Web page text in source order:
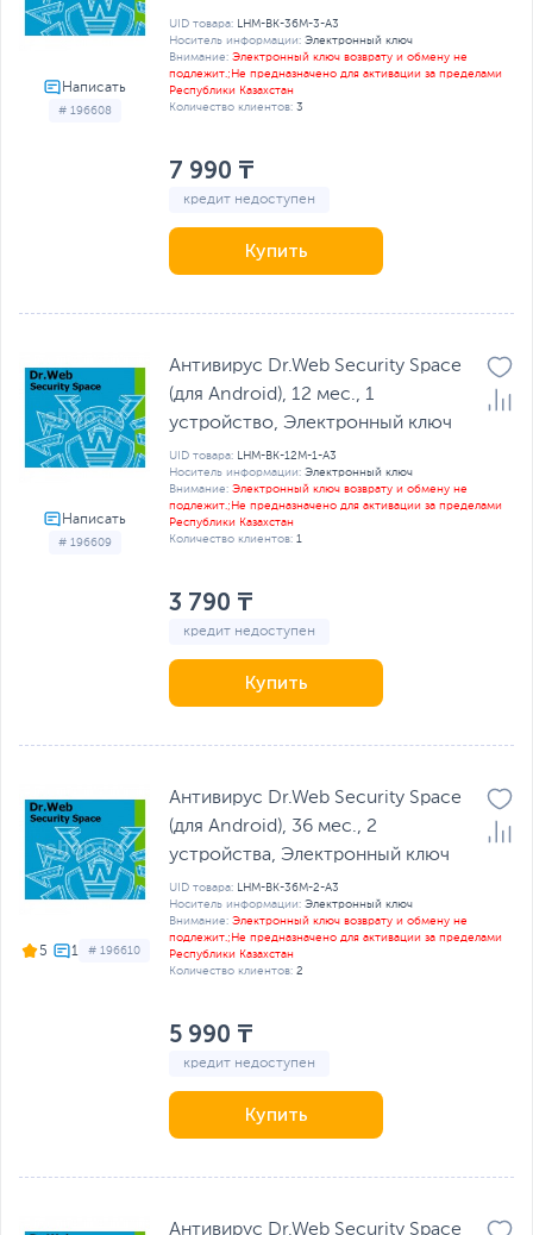
# 196608
UID товара: LHM-BK-36M-3-A3
Носитель информации: Электронный ключ
Внимание: Электронный ключ возврату и обмену не
подлежит.;Не предназначено для активации за пределами
Республики Казахстан
Количество клиентов: 3
7 990 ₸
кредит недоступен
Купить
# 196609
Антивирус Dr.Web Security Space
(для Android), 12 мес., 1
устройство, Электронный ключ
UID товара: LHM-BK-12M-1-A3
Носитель информации: Электронный ключ
Внимание: Электронный ключ возврату и обмену не
подлежит.;Не предназначено для активации за пределами
Республики Казахстан
Количество клиентов: 1
3 790 ₸
кредит недоступен
Купить
5 # 196610
Антивирус Dr.Web Security Space
(для Android), 36 мес., 2
устройства, Электронный ключ
UID товара: LHM-BK-36M-2-A3
Носитель информации: Электронный ключ
Внимание: Электронный ключ возврату и обмену не
подлежит.;Не предназначено для активации за пределами
Республики Казахстан
Количество клиентов: 2
5 990 ₸
кредит недоступен
Купить
Антивирус Dr.Web Security Space